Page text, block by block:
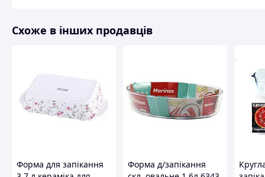
Екологічно чистий продукт, виготовлений з
Вогнетривкість 1300°C
Підходить для випічки піци, хліба та інших страв.
Індивідуальні замовлення:Ми виробляємо камені для
розмірами. Залиште заявку, і ми підберемо оптимальний
Побутові духовки.
Схоже в інших продавців
Форма для запікання
Форма д/запікання